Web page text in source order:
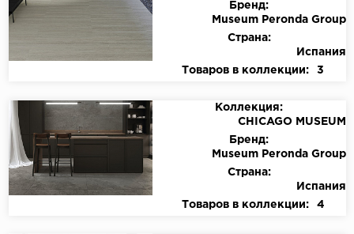
Бренд:
Museum Peronda Group
Страна:
Испания
Товаров в коллекции:
3
Коллекция:
CHICAGO MUSEUM
Бренд:
Museum Peronda Group
Страна:
Испания
Товаров в коллекции:
4